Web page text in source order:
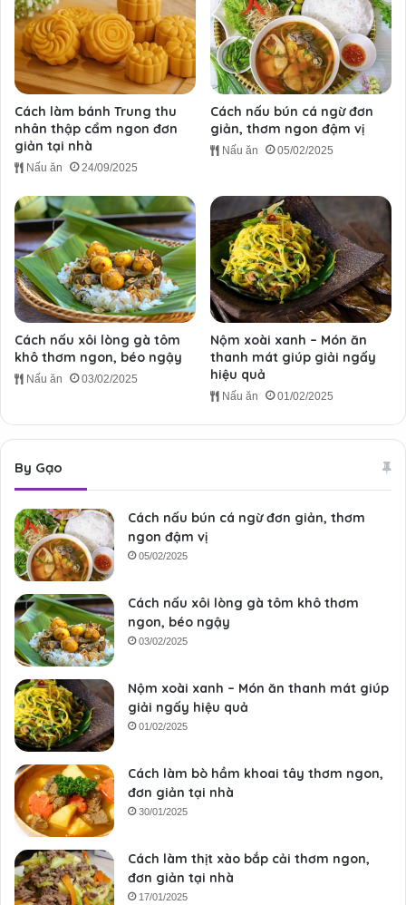
Cách làm bánh Trung thu
nhân thập cẩm ngon đơn
giản tại nhà
Nấu ăn 24/09/2025
Cách nấu bún cá ngừ đơn
giản, thơm ngon đậm vị
Nấu ăn 05/02/2025
Cách nấu xôi lòng gà tôm
khô thơm ngon, béo ngậy
Nấu ăn 03/02/2025
Nộm xoài xanh – Món ăn
thanh mát giúp giải ngấy
hiệu quả
Nấu ăn 01/02/2025
By Gạo
Cách nấu bún cá ngừ đơn giản, thơm
ngon đậm vị
05/02/2025
Cách nấu xôi lòng gà tôm khô thơm
ngon, béo ngậy
03/02/2025
Nộm xoài xanh – Món ăn thanh mát giúp
giải ngấy hiệu quả
01/02/2025
Cách làm bò hầm khoai tây thơm ngon,
đơn giản tại nhà
30/01/2025
Cách làm thịt xào bắp cải thơm ngon,
đơn giản tại nhà
17/01/2025